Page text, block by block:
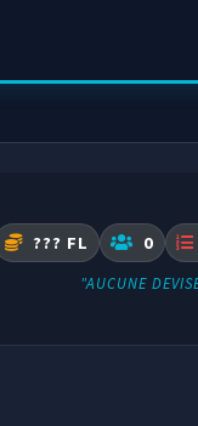
??? FL 0
"AUCUNE